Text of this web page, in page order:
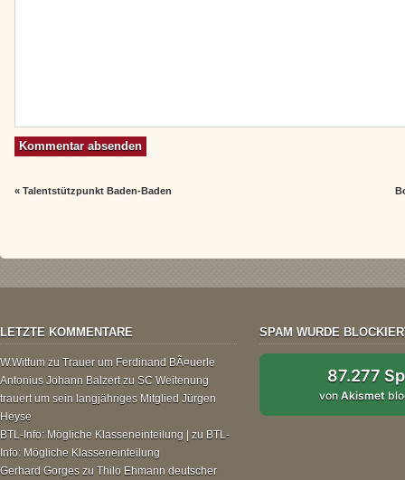
«Talentstützpunkt Baden-Baden
LETZTE KOMMENTARE
W.Wittum zu Trauer um Ferdinand BÃ¤uerle
Antonius Johann Balzertzu SC Weitenung
trauert um sein langjähriges Mitglied Jürgen
Heyse
BTL-Info: Mögliche Klasseneinteilung | zu BTL-
Info: Mögliche Klasseneinteilung
Gerhard Gorges zu Thilo Ehmann deutscher
SPAM WURDE
87.277
vonAkismet